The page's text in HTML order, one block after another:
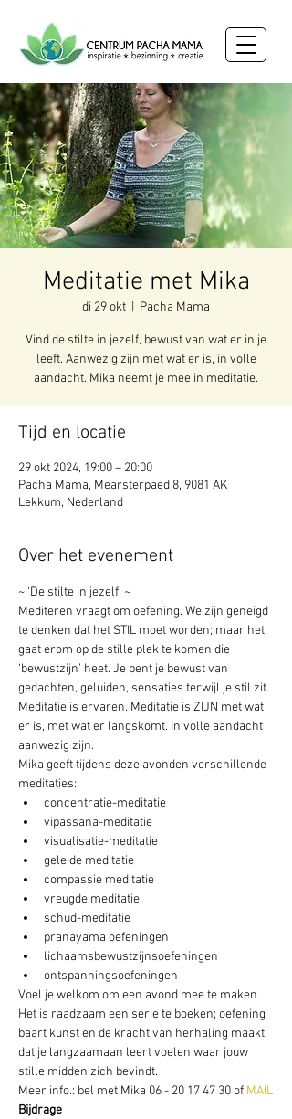
Meditatie met Mika
di 29 okt Pacha Mama
Vind de stilte in jezelf, bewust van wat er in je
leeft. Aanwezig zijn met wat er is, in volle
aandacht. Mika neemt je mee in meditatie.
Tijd en locatie
29 okt 2024, 19:00 – 20:00
Pacha Mama, Mearsterpaed 8, 9081 AK
Lekkum, Nederland
Over het evenement
~ ‘De stilte in jezelf’ ~
Mediteren vraagt om oefening. We zijn geneigd
te denken dat het STIL moet worden; maar het
gaat erom op de stille plek te komen die
‘bewustzijn’ heet. Je bent je bewust van
gedachten, geluiden, sensaties terwijl je stil zit.
Meditatie is ervaren. Meditatie is ZIJN met wat
er is, met wat er langskomt. In volle aandacht
aanwezig zijn.
Mika geeft tijdens deze avonden verschillende
meditaties:
concentratie-meditatie
vipassana-meditatie
visualisatie-meditatie
geleide meditatie
compassie meditatie
vreugde meditatie
schud-meditatie
pranayama oefeningen
lichaamsbewustzijnsoefeningen
ontspanningsoefeningen
Voel je welkom om een avond mee te maken.
Het is raadzaam een serie te boeken; oefening
baart kunst en de kracht van herhaling maakt
dat je langzaamaan leert voelen waar jouw
stille midden zich bevindt.
Meer info.: bel met Mika 06 - 20 17 47 30 of MAIL
Bijdrage